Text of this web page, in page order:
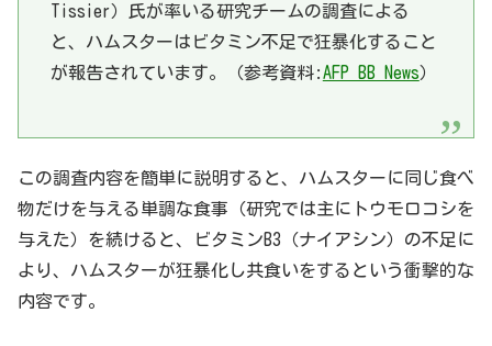
Tissier）氏が率いる研究チームの調査による
と、ハムスターはビタミン不足で狂暴化すること
が報告されています。（参考資料:AFP BB News）
この調査内容を簡単に説明すると、ハムスターに同じ食べ
物だけを与える単調な食事（研究では主にトウモロコシを
与えた）を続けると、ビタミンB3（ナイアシン）の不足に
より、ハムスターが狂暴化し共食いをするという衝撃的な
内容です。